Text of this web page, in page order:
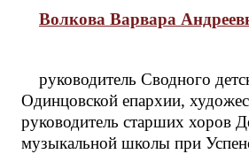
Волкова Варвара
руководитель Сводного
Одинцовской епархии,
руководитель старших хоров
музыкальной школы при